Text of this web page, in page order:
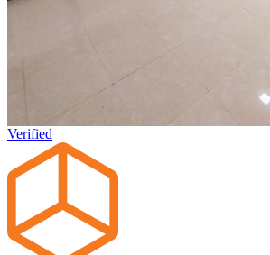
Verified